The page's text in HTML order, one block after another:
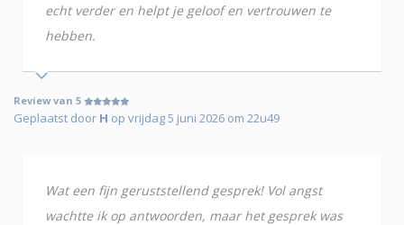
echt verder en helpt je geloof en vertrouwen te
hebben.
Review van 5
Geplaatst door H op vrijdag 5 juni 2026 om 22u49
Wat een fijn geruststellend gesprek! Vol angst
wachtte ik op antwoorden, maar het gesprek was